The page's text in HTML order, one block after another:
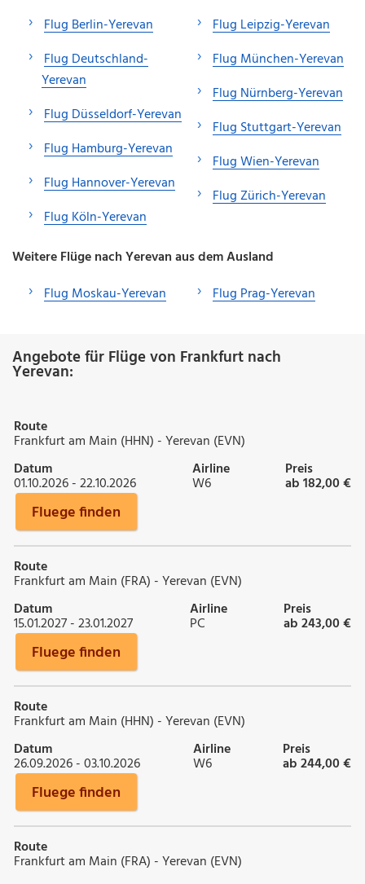
Flug Berlin-Yerevan
Flug Deutschland-
Yerevan
Flug Düsseldorf-Yerevan
Flug Hamburg-Yerevan
Flug Hannover-Yerevan
Flug Köln-Yerevan
Flug Leipzig-Yerevan
Flug München-Yerevan
Flug Nürnberg-Yerevan
Flug Stuttgart-Yerevan
Flug Wien-Yerevan
Flug Zürich-Yerevan
Weitere Flüge nach Yerevan aus dem Ausland
Flug Moskau-Yerevan
Flug Prag-Yerevan
Angebote für Flüge von Frankfurt nach
Yerevan:
Route
Frankfurt am Main (HHN) - Yerevan (EVN)
Datum
01.10.2026 - 22.10.2026
Airline
W6
Preis
ab 182,00 €
Fluege finden
Route
Frankfurt am Main (FRA) - Yerevan (EVN)
Datum
15.01.2027 - 23.01.2027
Airline
PC
Preis
ab 243,00 €
Fluege finden
Route
Frankfurt am Main (HHN) - Yerevan (EVN)
Datum
26.09.2026 - 03.10.2026
Airline
W6
Preis
ab 244,00 €
Fluege finden
Route
Frankfurt am Main (FRA) - Yerevan (EVN)